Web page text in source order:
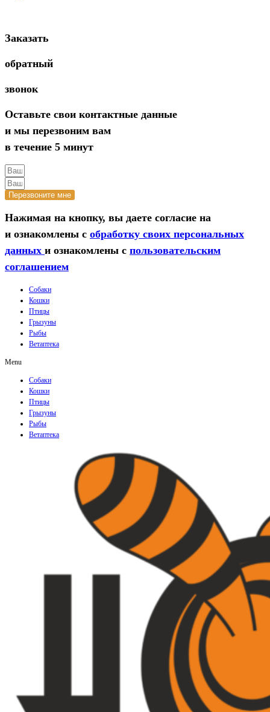
Заказать
обратный
звонок
Оставьте свои контактные данные
и мы перезвоним вам
в течение 5 минут
Перезвоните мне
Нажимая на кнопку, вы даете согласие на
и ознакомлены с обработку своих персональных
данных и ознакомлены с пользовательским
соглашением
Собаки
Кошки
Птицы
Грызуны
Рыбы
Ветаптека
Menu
Собаки
Кошки
Птицы
Грызуны
Рыбы
Ветаптека